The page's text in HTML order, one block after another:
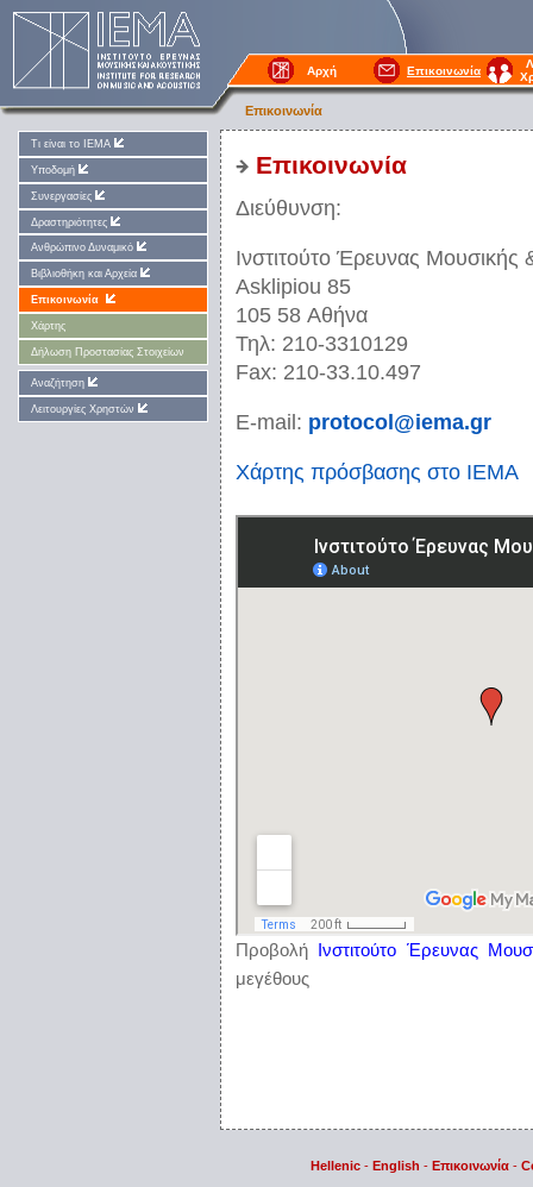
Αρχή Επικοινωνία
Επικοινωνία
Τι είναι το ΙΕΜΑ
Υποδομή
Συνεργασίες
Δραστηριότητες
Ανθρώπινο Δυναμικό
Βιβλιοθήκη και Αρχεία
Επικοινωνία
Χάρτης
Δήλωση Προστασίας Στοιχείων
Αναζήτηση
Λειτουργίες Χρηστών
Επικοινωνία
Διεύθυνση:
Ινστιτούτο Έρευνας
Asklipiou 85
105 58 Αθήνα
Τηλ: 210-3310129
Fax: 210-33.10.497
E-mail: protocol@iema.gr
Χάρτης πρόσβασης στο ΙΕΜΑ
Προβολή Ινστιτούτο Έρευνας
μεγέθους
Hellenic - English - Επικοινωνία -